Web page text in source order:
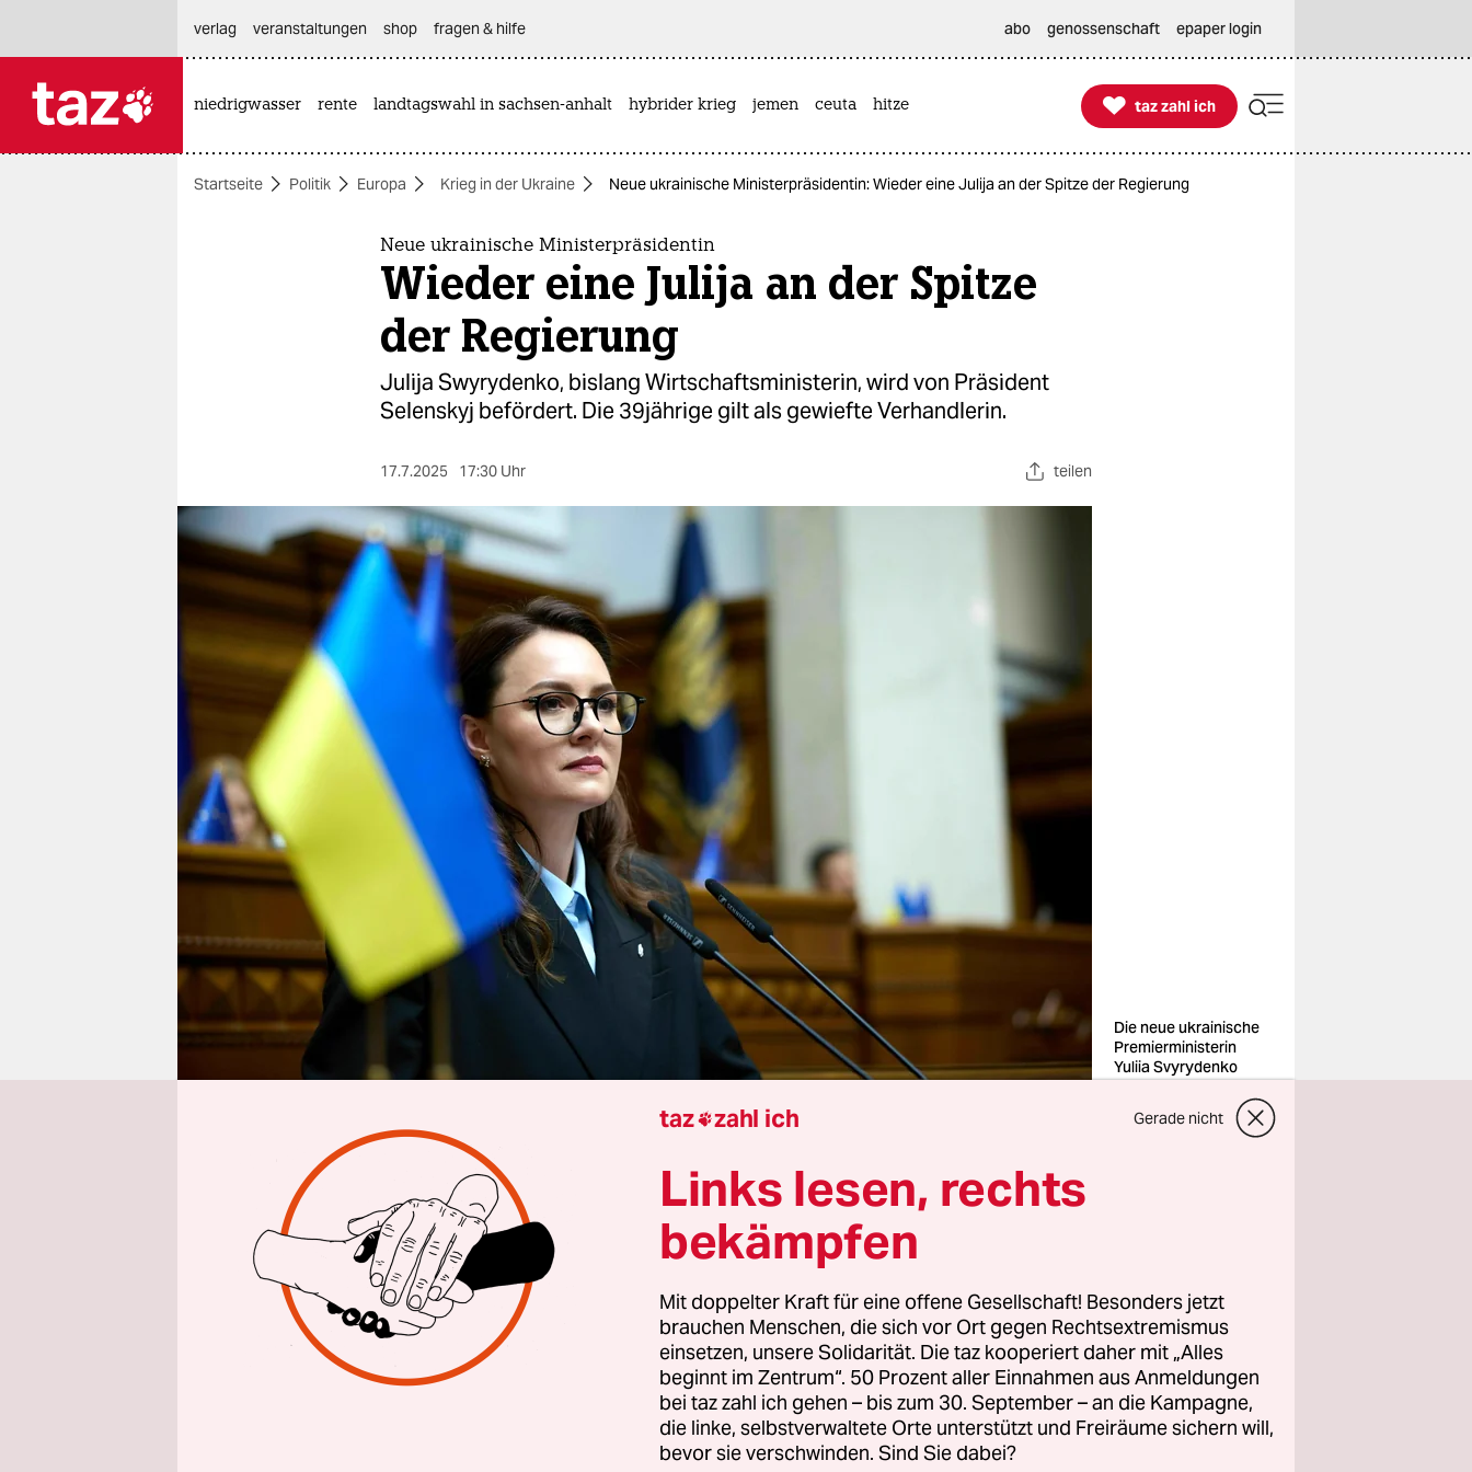
themen
nord
wahrheit
verlag
veranstaltungen
shop
fragen & hilfe
unterstützen
genossenschaft
epaper login
verlag
veranstaltungen shop fragen & hilfe abo genossenschaft epaper login
niedrigwasser rente landtagswahl in sachsen-anhalt hybrider krieg jemen ceuta hitze 
taz zahl ich
taz zahl ich
Startseite Politik Europa Krieg in der Ukraine Neue ukrainische Ministerpräsidentin: Wieder eine Julija an der Spitze der Regierung
Neue ukrainische Ministerpräsidentin
Wieder eine Julija an der Spitze
der Regierung
Julija Swyrydenko, bislang Wirtschaftsministerin, wird von Präsident
Selenskyj befördert. Die 39jährige gilt als gewiefte Verhandlerin.
17.7.2025 17:30 Uhr teilen
Die neue ukrainische
Premierministerin
Yuliia Svyrydenko
Foto: Vadym
Aus BerlinBarbara Oertel
An Vorschusslorbeeren mangelt es ihr nicht. 2023 tauchte Julija
Swyrydenko auf der Liste Time 100 Next auf. Dort finden sich die
weltweit einflussreichsten Personen, die die Zukunft verändern
können. Ob das wirklich auf die 39-jährige Ukrainerin zutrifft, wird
sich zeigen.
Am Donnerstag bestätigte das Parlament Swyrydenko als neue
Ministerpräsidentin der Ukraine. Nach ihrer Namensvetterin Julija
taz zahl ich Gerade nicht
Links lesen, rechts
bekämpfen
Mit doppelter Kraft für eine offene Gesellschaft! Besonders jetzt
brauchen Menschen, die sich vor Ort gegen Rechtsextremismus
einsetzen, unsere Solidarität. Die taz kooperiert daher mit „Alles
beginnt im Zentrum“. 50 Prozent aller Einnahmen aus Anmeldungen
bei taz zahl ich gehen – bis zum 30. September – an die Kampagne,
die linke, selbstverwaltete Orte unterstützt und Freiräume sichern will,
bevor sie verschwinden. Sind Sie dabei?